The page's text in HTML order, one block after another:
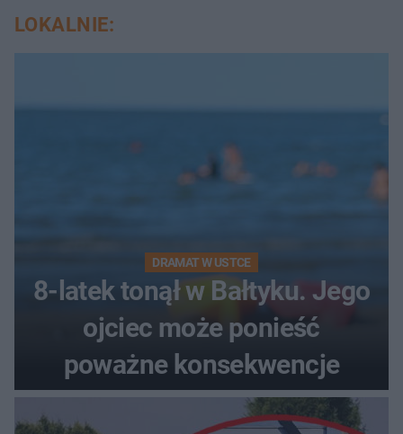
LOKALNIE:
DRAMAT W USTCE
8-latek tonął w Bałtyku. Jego
ojciec może ponieść
poważne konsekwencje